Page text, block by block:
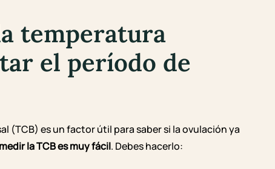
temperatura
el período de
(TCB) es un factor útil para saber si la ovulación ya
medir la TCB es muy fácil. Debes hacerlo: